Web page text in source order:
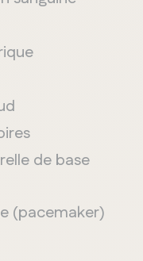
e de base
(pacemaker)